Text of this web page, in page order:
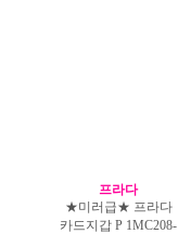
프라다
★미러급★ 프라다
카드지갑 P 1MC208-